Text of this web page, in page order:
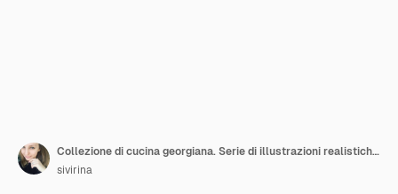
Collezione di cucina georgiana. Serie di illustrazioni realistiche con piatti tradizionali della Georgia.
sivirina